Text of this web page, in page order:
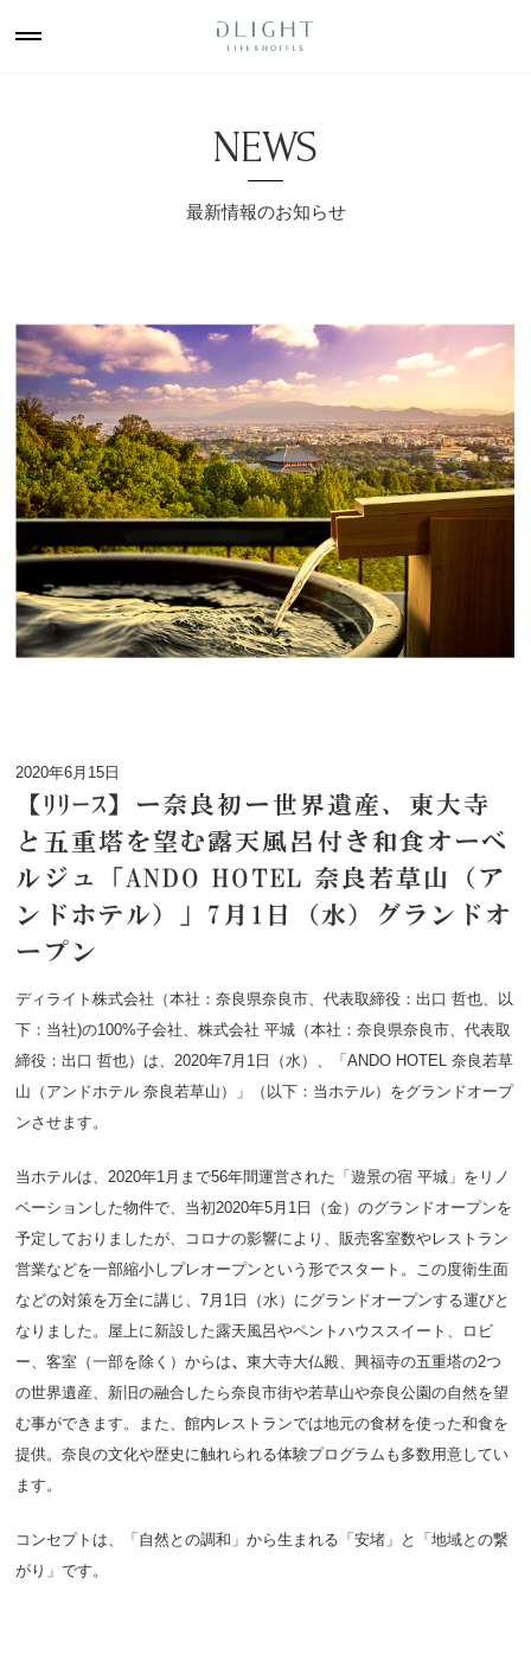
NEWS
最新情報のお知らせ
2020年6月15日
【ﾘﾘｰｽ】ー奈良初ー世界遺産、東大寺
と五重塔を望む露天風呂付き和食オーベ
ルジュ「ANDO HOTEL 奈良若草山（ア
ンドホテル）」7月1日（水）グランドオ
ープン
ディライト株式会社（本社：奈良県奈良市、代表取締役：出口 哲也、以
下：当社)の100%子会社、株式会社 平城（本社：奈良県奈良市、代表取
締役：出口 哲也）は、2020年7月1日（水）、「ANDO HOTEL 奈良若草
山（アンドホテル 奈良若草山）」（以下：当ホテル）をグランドオープ
ンさせます。
当ホテルは、2020年1月まで56年間運営された「遊景の宿 平城」をリノ
ベーションした物件で、当初2020年5月1日（金）のグランドオープンを
予定しておりましたが、コロナの影響により、販売客室数やレストラン
営業などを一部縮小しプレオープンという形でスタート。この度衛生面
などの対策を万全に講じ、7月1日（水）にグランドオープンする運びと
なりました。屋上に新設した露天風呂やペントハウススイート、ロビ
ー、客室（一部を除く）からは、東大寺大仏殿、興福寺の五重塔の2つ
の世界遺産、新旧の融合したら奈良市街や若草山や奈良公園の自然を望
む事ができます。また、館内レストランでは地元の食材を使った和食を
提供。奈良の文化や歴史に触れられる体験プログラムも多数用意してい
ます。
コンセプトは、「自然との調和」から生まれる「安堵」と「地域との繋
がり」です。